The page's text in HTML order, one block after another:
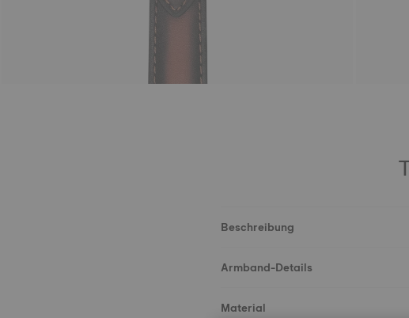
Beschreibung
Armband-Details
Material